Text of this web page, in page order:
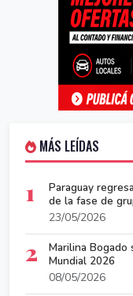
MÁS LEÍDAS
1
Paraguay
de la fase de
23/05/2026
2
Marilina
Mundial 2026
08/05/2026